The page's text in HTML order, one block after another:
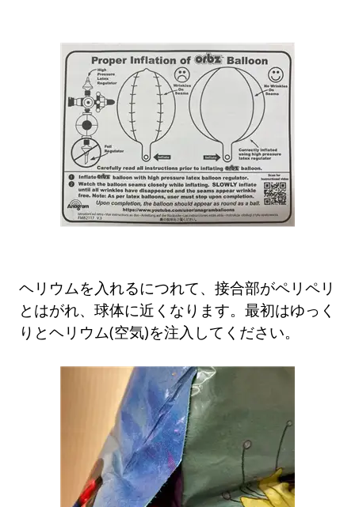
ヘリウムを入れるにつれて、接合部がペリペリ
とはがれ、球体に近くなります。最初はゆっく
りとヘリウム(空気)を注入してください。